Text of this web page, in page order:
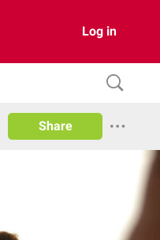
Log in
Share